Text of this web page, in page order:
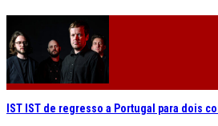
IST IST de regresso a Portugal para dois